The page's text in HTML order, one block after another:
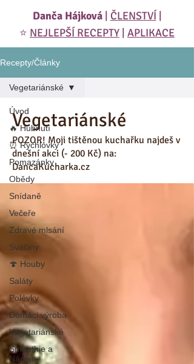
Danča Hájková| ČLENSTVÍ
⭐️ NEJLEPŠÍ RECEPTY APLIKACE
Recepty/Články
Úvod
🔥 Hubnutí
⏰ Rychlovky
Pomazánky
Obědy
Snídaně
Večeře
Zdravé mlsání
Svačiny
🍄 Houby
Saláty
Polévky
Domáci výroba
Vegetariánské
Smoothie a
Nápoje
Vegetariánské
Vegetariánské
POZOR! Moji tištěnou kuchařku najdeš v
dnešní akci (- 200 Kč) na:
DancaKucharka.cz